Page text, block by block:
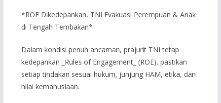
*ROE Dikedepankan, TNI Evakuasi Perempuan & Anak
di Tengah Tembakan*
Dalam kondisi penuh ancaman, prajurit TNI tetap
kedepankan _Rules of Engagement_ (ROE), pastikan
setiap tindakan sesuai hukum, junjung HAM, etika, dan
nilai kemanusiaan.